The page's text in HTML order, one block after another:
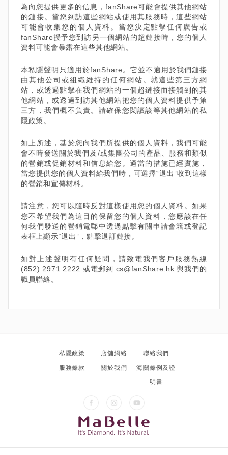
為向您提供更多的信息，fanShare可能會提供其他網站
的鏈接。當您到訪這些網站或使用其服務時，這些網站
可能會收集您的個人資料。當您決定點擊任何廣告或
fanShare授予您到訪另一個網站的超鏈接時，您的個人
資料可能會暴露在這些其他網站。
本私隱聲明只適用於fanShare。它並不適用於我們鏈接
由其他公司或組織維持的任何網站。就這些第三方網
站，或透過點擊在我們網站的一個超鏈接而接觸到的其
他網站，或透過到訪其他網站把您的個人資料提供予第
三方，我們概不負責。請確保您閱讀該等其他網站的私
隱政策。
如上所述，基於您向我們所提供的個人資料，我們可能
會不時發送關於我們及/或集團公司的產品、服務和類似
的營銷或促銷材料和信息給您。適當的措施已經實施，
當您提供您的個人資料給我們時，可選擇“退出”收到這樣
的營銷和宣傳材料。
請注意，您可以隨時反對這樣使用您的個人資料。如果
您不希望我們為這目的保留您的個人資料，您應該在任
何我們發送的營銷電郵中透過點擊有關申請會籍或登記
表框上顯示“退出”，點擊退訂鏈接。
如對上述聲明有任何疑問，請致電我們客戶服務熱線
(852) 2971 2222 或電郵到 cs@fanShare.hk 與我們的
職員聯絡。
私隱政策 店舖網絡
聯絡我們
服務條款
關於我們
海關條例及證
明書